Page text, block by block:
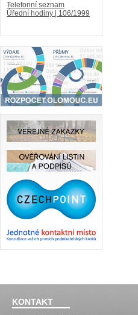
Telefonní seznam
Úřední hodiny | 106/1999
KONTAKT